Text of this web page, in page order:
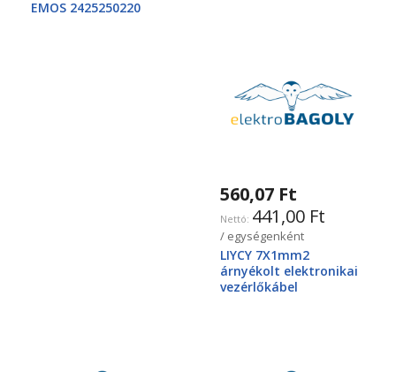
EMOS 2425250220
560,07 Ft
441,00 Ft
/ egységenként
LIYCY 7X1mm2
árnyékolt elektronikai
vezérlőkábel